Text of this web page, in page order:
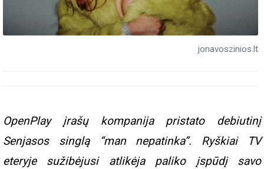
jonavoszinios.lt
OpenPlay įrašų kompanija pristato debiutinį
Senjasos singlą “man nepatinka”. Ryškiai TV
eteryje sužibėjusi atlikėja paliko įspūdį savo